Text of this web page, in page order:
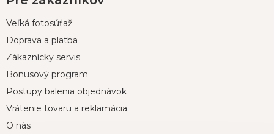
Veľká fotosúťaž
Doprava a platba
Zákaznícky servis
Bonusový program
Postupy balenia objednávok
Vrátenie tovaru a reklamácia
O nás